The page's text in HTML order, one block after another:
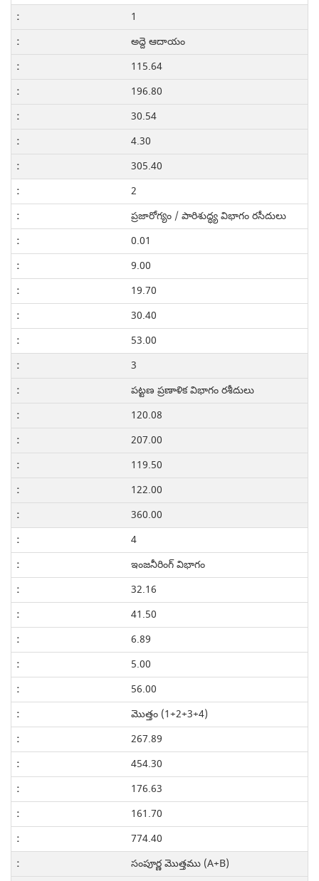
1
అద్దె ఆదాయం
115.64
196.80
30.54
4.30
305.40
2
ప్రజారోగ్యం / పారిశుద్ధ్య విభాగం రసీదులు
0.01
9.00
19.70
30.40
53.00
3
పట్టణ ప్రణాళిక విభాగం రశీదులు
120.08
207.00
119.50
122.00
360.00
4
ఇంజనీరింగ్ విభాగం
32.16
41.50
6.89
5.00
56.00
మొత్తం (1+2+3+4)
267.89
454.30
176.63
161.70
774.40
సంపూర్ణ మొత్తము (A+B)